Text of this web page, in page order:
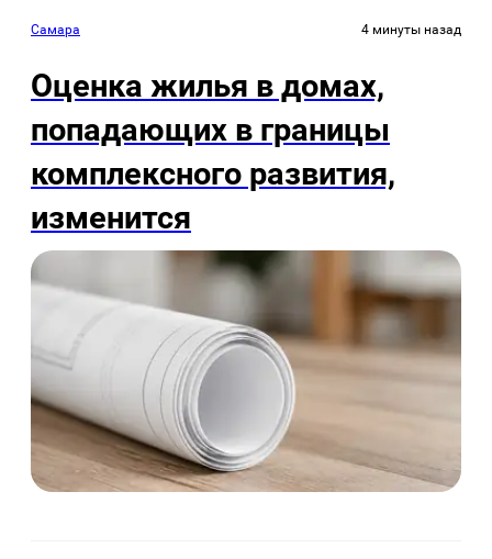
Самара 4 минуты назад
Оценка жилья в домах,
попадающих в границы
комплексного развития,
изменится